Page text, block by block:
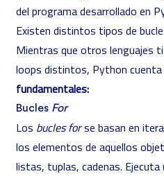
del programa desarrollado en
Existen distintos tipos de
Mientras que otros lenguajes
loops distintos, Python cuenta
fundamentales:
Bucles For
Los bucles forse basan en
los elementos de aquellos
listas, tuplas, cadenas. Ejecuta